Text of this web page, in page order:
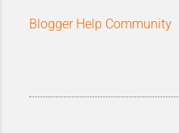
Blogger Help Community